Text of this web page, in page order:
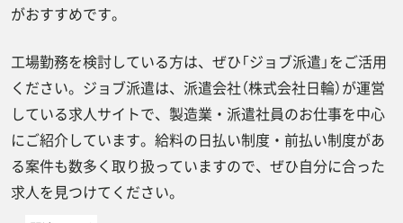
がおすすめです。
工場勤務を検討している方は、ぜひ「ジョブ派遣」をご活用
ください。ジョブ派遣は、派遣会社（株式会社日輪）が運営
している求人サイトで、製造業・派遣社員のお仕事を中心
にご紹介しています。給料の日払い制度・前払い制度があ
る案件も数多く取り扱っていますので、ぜひ自分に合った
求人を見つけてください。